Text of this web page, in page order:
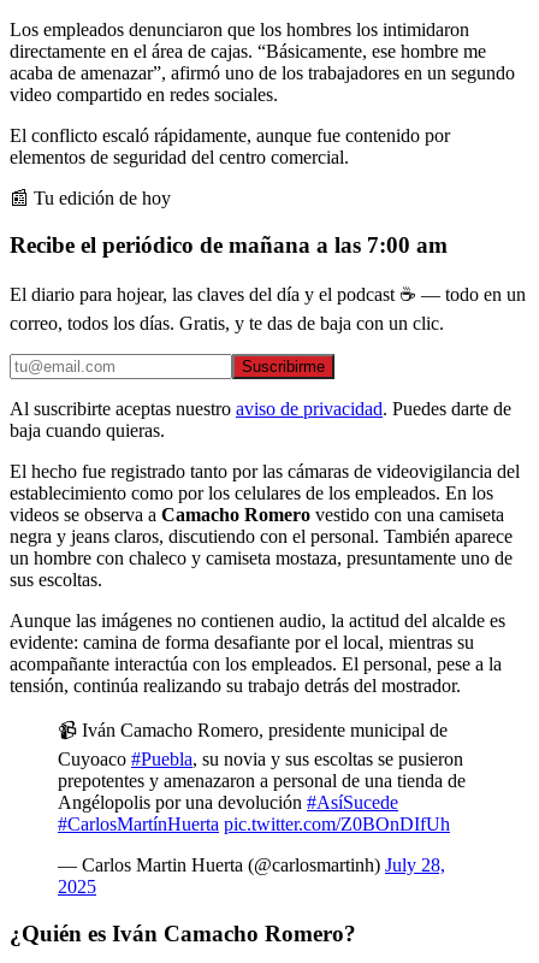
Los empleados denunciaron que los hombres los intimidaron
directamente en el área de cajas. “Básicamente, ese hombre me
acaba de amenazar”, afirmó uno de los trabajadores en un segundo
video compartido en redes sociales.
El conflicto escaló rápidamente, aunque fue contenido por
elementos de seguridad del centro comercial.
📰 Tu edición de hoy
Recibe el periódico de mañana a las 7:00 am
El diario para hojear, las claves del día y el podcast ☕ — todo en un
correo, todos los días. Gratis, y te das de baja con un clic.
Suscribirme
Al suscribirte aceptas nuestro aviso de privacidad. Puedes darte de
baja cuando quieras.
El hecho fue registrado tanto por las cámaras de videovigilancia del
establecimiento como por los celulares de los empleados. En los
videos se observa a Camacho Romero vestido con una camiseta
negra y jeans claros, discutiendo con el personal. También aparece
un hombre con chaleco y camiseta mostaza, presuntamente uno de
sus escoltas.
Aunque las imágenes no contienen audio, la actitud del alcalde es
evidente: camina de forma desafiante por el local, mientras su
acompañante interactúa con los empleados. El personal, pese a la
tensión, continúa realizando su trabajo detrás del mostrador.
📹 Iván Camacho Romero, presidente municipal de
Cuyoaco #Puebla, su novia y sus escoltas se pusieron
prepotentes y amenazaron a personal de una tienda de
Angélopolis por una devolución #AsíSucede
#CarlosMartínHuerta pic.twitter.com/Z0BOnDIfUh
— Carlos Martin Huerta (@carlosmartinh) July 28,
2025
¿Quién es Iván Camacho Romero?